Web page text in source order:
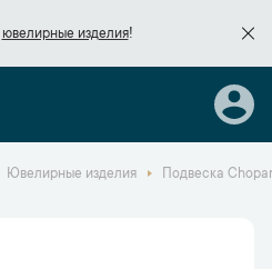
ювелирные изделия!
Ювелирные изделия Подвеска